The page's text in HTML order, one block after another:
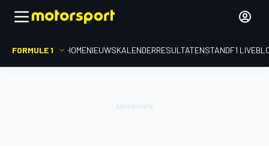
FORMULE 1 HOMENIEUWSKALENDERRESULTATENSTANDF1